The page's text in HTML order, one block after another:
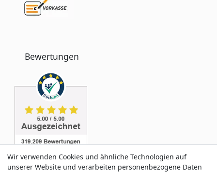
Bewertungen
Wir verwenden Cookies und ähnliche Technologien auf
unserer Website und verarbeiten personenbezogene Daten